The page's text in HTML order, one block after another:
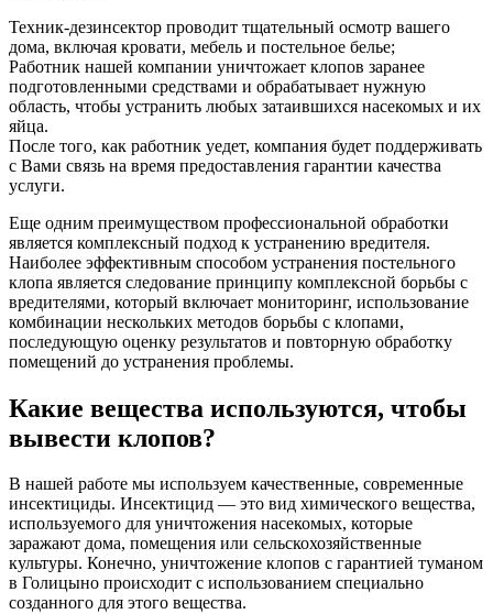
Техник-дезинсектор проводит тщательный осмотр вашего
дома, включая кровати, мебель и постельное белье;
Работник нашей компании уничтожает клопов заранее
подготовленными средствами и обрабатывает нужную
область, чтобы устранить любых затаившихся насекомых и их
яйца.
После того, как работник уедет, компания будет поддерживать
с Вами связь на время предоставления гарантии качества
услуги.
Еще одним преимуществом профессиональной обработки
является комплексный подход к устранению вредителя.
Наиболее эффективным способом устранения постельного
клопа является следование принципу комплексной борьбы с
вредителями, который включает мониторинг, использование
комбинации нескольких методов борьбы с клопами,
последующую оценку результатов и повторную обработку
помещений до устранения проблемы.
Какие вещества используются, чтобы
вывести клопов?
В нашей работе мы используем качественные, современные
инсектициды. Инсектицид — это вид химического вещества,
используемого для уничтожения насекомых, которые
заражают дома, помещения или сельскохозяйственные
культуры. Конечно, уничтожение клопов с гарантией туманом
в Голицыно происходит с использованием специально
созданного для этого вещества.